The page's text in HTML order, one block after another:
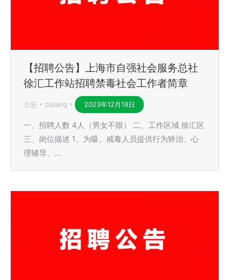
【招聘公告】上海市自强社会服务总社
徐汇工作站招聘禁毒社会工作者简章
公告 ziqiang 2023年12月18日
一、招聘人数 4人（男女不限） 二、工作区域 徐汇区
三、岗位描述 1、为吸、戒毒人员提供行为矫治、心
理辅导、…